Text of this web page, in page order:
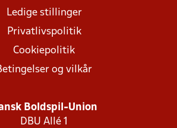
Ledige stillinger
Privatlivspolitik
Cookiepolitik
og vilkår
Boldspil-Union
DBU Allé 1